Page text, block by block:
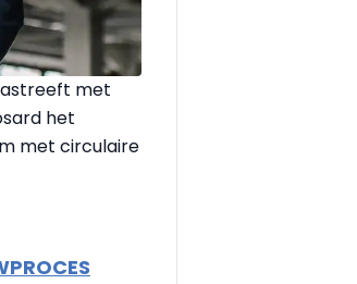
met
het
met circulaire